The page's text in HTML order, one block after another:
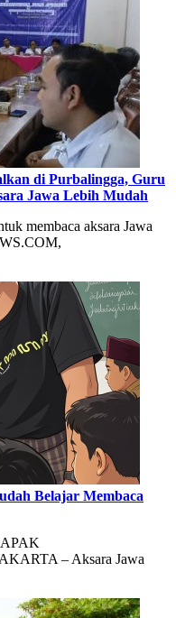
di Purbalingga, Guru
Jawa Lebih Mudah
membaca aksara Jawa
Belajar Membaca
– Aksara Jawa